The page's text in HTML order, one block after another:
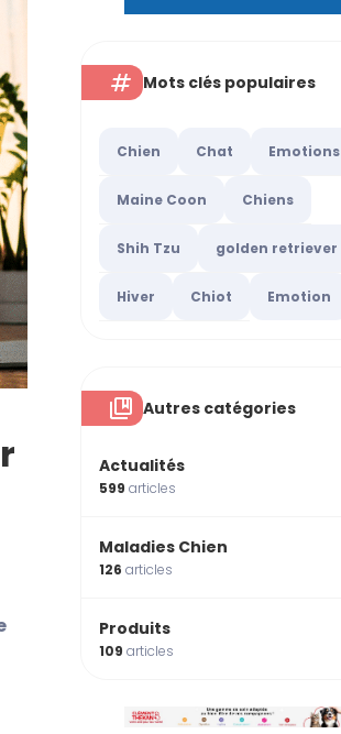
Mots clés populaires
Chien Chat Emotions
Maine Coon Chiens
Shih Tzu golden retriever
Hiver Chiot Emotion
Autres catégories
Actualités
599 articles
Maladies Chien
126 articles
Produits
109 articles